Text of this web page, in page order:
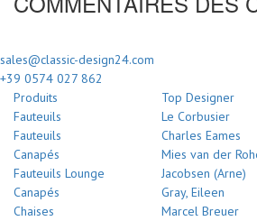
sales@classic-design24.com
+39 0574 027 862
Produits
Fauteuils
Fauteuils
Canapés
Fauteuils Lounge
Canapés
Chaises
Top Designer
Le Corbusier
Charles Eames
Mies van der
Jacobsen (Arne)
Gray, Eileen
Marcel Breuer